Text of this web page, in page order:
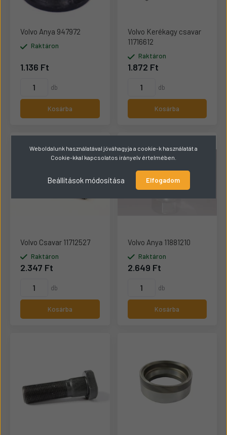
Volvo Anya 947972
Raktáron
1.136 Ft
db
Kosárba
Volvo Kerékagy csavar
11716612
Raktáron
1.872 Ft
db
Kosárba
Volvo Csavar 11712527
Raktáron
2.347 Ft
db
Kosárba
Volvo Anya 11881210
Raktáron
2.649 Ft
db
Kosárba
Weboldalunk használatával jóváhagyja a cookie-k használatát a
Cookie-kkal kapcsolatos irányelv értelmében.
Beállítások módosítása Elfogadom